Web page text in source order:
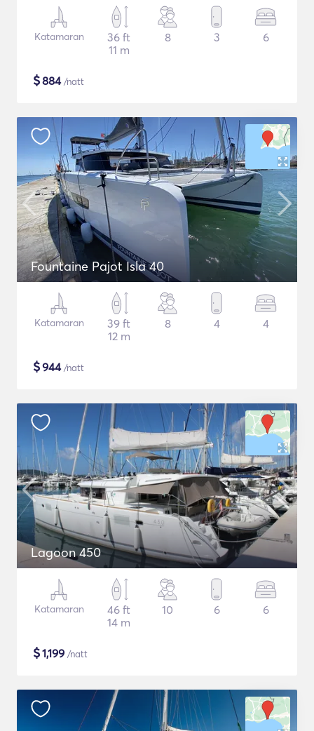
Katamaran
36 ft
11 m
8 3 6
$884/natt
Fountaine Pajot Isla 40
Katamaran
39 ft
12 m
8 4 4
$944/natt
Lagoon 450
Katamaran
46 ft
14 m
10 6 6
$1,199 /natt